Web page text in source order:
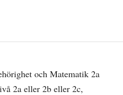
och Matematik 2a
2a eller 2b eller 2c,